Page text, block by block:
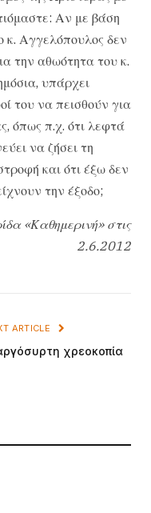
Αν με βάση
Αγγελόπουλος δεν
την αθωότητα του κ.
υπάρχει
του να πεισθούν για
όπως π.χ. ότι λεφτά
να ζήσει τη
και ότι έξω δεν
την έξοδο;
«Καθημερινή» στις
2.6.2012
ARTICLE
χρεoκοπία